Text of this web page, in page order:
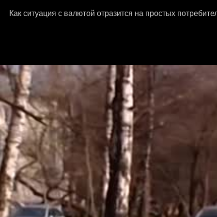
Как ситуация с валютой отразится на простых